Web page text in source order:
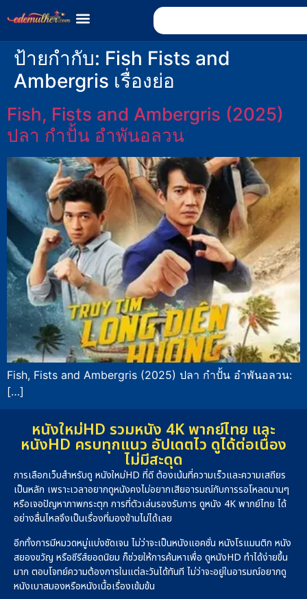
ป้ายกำกับ: Fish Fists and
Ambergris เรื่องย่อ
Fish, Fists and Ambergris (2025)
ปลา กำปั้น อำพันอลวน
Fish, Fists and Ambergris (2025) ปลา กำปั้น อำพันอลวน:
[…]
หนังใหม่HD รวมหนัง 4K พากย์ไทย และ
หนังHD ครบทุกแนว อัปเดตไว ดูได้ต่อเนื่อง
ไม่มีสะดุด
การเลือกเว็บสำหรับดู หนังใหม่HD ที่ดี ต้องเน้นที่ความเร็วและความเสถียร
เป็นหลัก เพราะเวลาอยากดูหนังคงไม่อยากเสียอารมณ์กับการรอโหลดนานๆ
หรือเจอปัญหาภาพกระตุก การที่ตัวเล่นรองรับการ ดูหนัง 4K พากย์ไทย ได้
อย่างลื่นไหลจึงเป็นเรื่องที่มองข้ามไม่ได้เลย
อีกทั้งการมีหมวดหมู่แบ่งชัดเจน ไม่ว่าจะเป็นหนังแอคชั่น หนังโรแมนติก หนัง
สยองขวัญ หรือซีรีส์ยอดนิยม ก็ช่วยให้การค้นหาเพื่อ ดูหนังHD ทำได้ง่ายขึ้น
มาก ตอบโจทย์ความต้องการในแต่ละวันได้ทันที ไม่ว่าจะอยู่ในอารมณ์อยากดู
หนังเบาสมองหรือหนังเนื้อเรื่องเข้มข้น